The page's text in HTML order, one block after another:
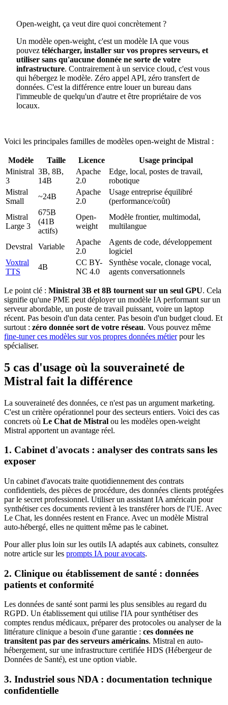
Open-weight, ça veut dire quoi concrètement ?
Un modèle open-weight, c'est un modèle IA que vous
pouvez télécharger, installer sur vos propres serveurs, et
utiliser sans qu'aucune donnée ne sorte de votre
infrastructure. Contrairement à un service cloud, c'est vous
qui hébergez le modèle. Zéro appel API, zéro transfert de
données. C'est la différence entre louer un bureau dans
l'immeuble de quelqu'un d'autre et être propriétaire de vos
locaux.
Voici les principales familles de modèles open-weight de Mistral :
Modèle Taille Licence
Usage principal
Ministral
3
3B, 8B,
14B
Apache
2.0
Edge, local, postes de travail,
robotique
Mistral
Small
~24B
Apache
2.0
Usage entreprise équilibré
(performance/coût)
Mistral
Large 3
675B
(41B
actifs)
Open-
weight
Modèle frontier, multimodal,
multilangue
Devstral Variable
Apache
2.0
Agents de code, développement
logiciel
Voxtral
TTS
4B
CC BY-
NC 4.0
Synthèse vocale, clonage vocal,
agents conversationnels
Le point clé : Ministral 3B et 8B tournent sur un seul GPU. Cela
signifie qu'une PME peut déployer un modèle IA performant sur un
serveur abordable, un poste de travail puissant, voire un laptop
récent. Pas besoin d'un data center. Pas besoin d'un budget cloud. Et
surtout : zéro donnée sort de votre réseau. Vous pouvez même
fine-tuner ces modèles sur vos propres données métierpour les
spécialiser.
5 cas d'usage où la souveraineté de
Mistral fait la différence
La souveraineté des données, ce n'est pas un argument marketing.
C'est un critère opérationnel pour des secteurs entiers. Voici des cas
concrets où Le Chat de Mistral ou les modèles open-weight
Mistral apportent un avantage réel.
1. Cabinet d'avocats : analyser des contrats sans les
exposer
Un cabinet d'avocats traite quotidiennement des contrats
confidentiels, des pièces de procédure, des données clients protégées
par le secret professionnel. Utiliser un assistant IA américain pour
synthétiser ces documents revient à les transférer hors de l'UE. Avec
Le Chat, les données restent en France. Avec un modèle Mistral
auto-hébergé, elles ne quittent même pas le cabinet.
Pour aller plus loin sur les outils IA adaptés aux cabinets, consultez
notre article sur les prompts IA pour avocats.
2. Clinique ou établissement de santé : données
patients et conformité
Les données de santé sont parmi les plus sensibles au regard du
RGPD. Un établissement qui utilise l'IA pour synthétiser des
comptes rendus médicaux, préparer des protocoles ou analyser de la
littérature clinique a besoin d'une garantie : ces données ne
transitent pas par des serveurs américains. Mistral en auto-
hébergement, sur une infrastructure certifiée HDS (Hébergeur de
Données de Santé), est une option viable.
3. Industriel sous NDA : documentation technique
confidentielle